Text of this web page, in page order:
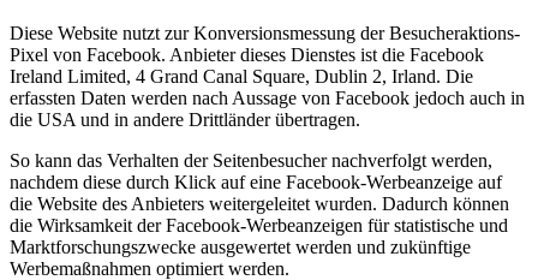
Diese Website nutzt zur Konversionsmessung der Besucheraktions-
Pixel von Facebook. Anbieter dieses Dienstes ist die Facebook
Ireland Limited, 4 Grand Canal Square, Dublin 2, Irland. Die
erfassten Daten werden nach Aussage von Facebook jedoch auch in
die USA und in andere Drittländer übertragen.
So kann das Verhalten der Seitenbesucher nachverfolgt werden,
nachdem diese durch Klick auf eine Facebook-Werbeanzeige auf
die Website des Anbieters weitergeleitet wurden. Dadurch können
die Wirksamkeit der Facebook-Werbeanzeigen für statistische und
Marktforschungszwecke ausgewertet werden und zukünftige
Werbemaßnahmen optimiert werden.